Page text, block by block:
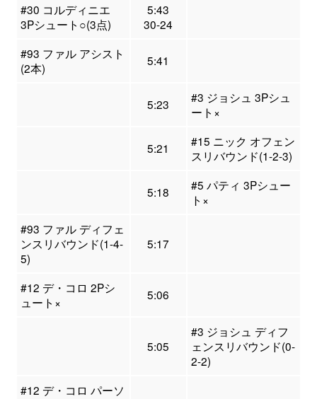
#30 コルディニエ
3Pシュート○(3点)
5:43
30-24
#93 ファル アシスト
(2本)
5:41
5:23
#3 ジョシュ 3Pシュ
ート×
5:21
#15 ニック オフェン
スリバウンド(1-2-3)
5:18
#5 パティ 3Pシュー
ト×
#93 ファル ディフェ
ンスリバウンド(1-4-
5)
5:17
#12 デ・コロ 2Pシ
ュート×
5:06
5:05
#3 ジョシュ ディフ
ェンスリバウンド(0-
2-2)
#12 デ・コロ パーソ